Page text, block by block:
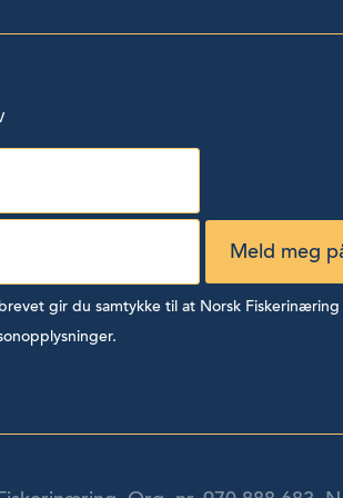
gir du samtykke til at Norsk Fiskerinæring